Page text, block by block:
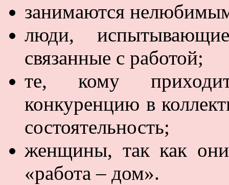
занимаются
люди,
связанные с работой;
те, кому
конкуренцию в
состоятельность;
женщины, так как
«работа – дом».